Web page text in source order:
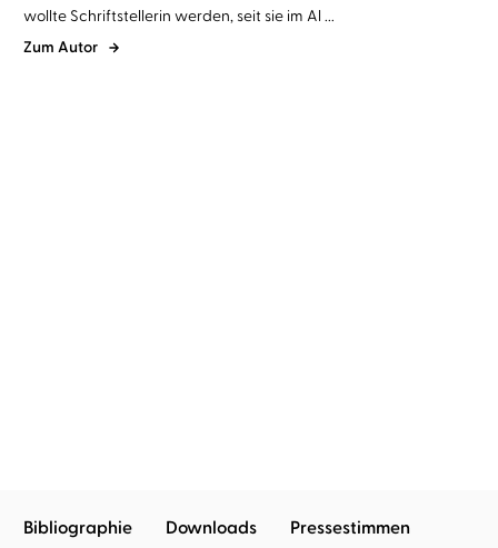
wollte Schriftstellerin werden, seit sie im Al ...
Zum Autor
Bibliographie Downloads Pressestimmen